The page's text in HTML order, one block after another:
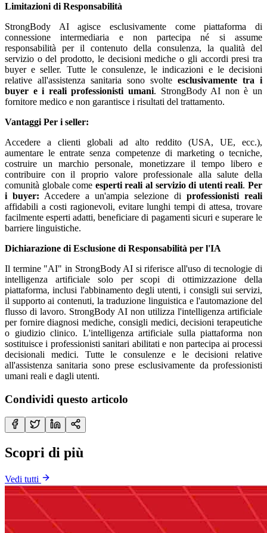
Limitazioni di Responsabilità
StrongBody AI agisce esclusivamente come piattaforma di
connessione intermediaria e non partecipa né si assume
responsabilità per il contenuto della consulenza, la qualità del
servizio o del prodotto, le decisioni mediche o gli accordi presi tra
buyer e seller. Tutte le consulenze, le indicazioni e le decisioni
relative all'assistenza sanitaria sono svolte esclusivamente tra i
buyer e i reali professionisti umani. StrongBody AI non è un
fornitore medico e non garantisce i risultati del trattamento.
Vantaggi Per i seller:
Accedere a clienti globali ad alto reddito (USA, UE, ecc.),
aumentare le entrate senza competenze di marketing o tecniche,
costruire un marchio personale, monetizzare il tempo libero e
contribuire con il proprio valore professionale alla salute della
comunità globale come esperti reali al servizio di utenti reali.Per
i buyer: Accedere a un'ampia selezione di professionisti reali
affidabili a costi ragionevoli, evitare lunghi tempi di attesa, trovare
facilmente esperti adatti, beneficiare di pagamenti sicuri e superare le
barriere linguistiche.
Dichiarazione di Esclusione di Responsabilità per l'IA
Il termine "AI" in StrongBody AI si riferisce all'uso di tecnologie di
intelligenza artificiale solo per scopi di ottimizzazione della
piattaforma, inclusi l'abbinamento degli utenti, i consigli sui servizi,
il supporto ai contenuti, la traduzione linguistica e l'automazione del
flusso di lavoro. StrongBody AI non utilizza l'intelligenza artificiale
per fornire diagnosi mediche, consigli medici, decisioni terapeutiche
o giudizio clinico. L'intelligenza artificiale sulla piattaforma non
sostituisce i professionisti sanitari abilitati e non partecipa ai processi
decisionali medici. Tutte le consulenze e le decisioni relative
all'assistenza sanitaria sono prese esclusivamente da professionisti
umani reali e dagli utenti.
Condividi questo articolo
Scopri di più
Vedi tutti